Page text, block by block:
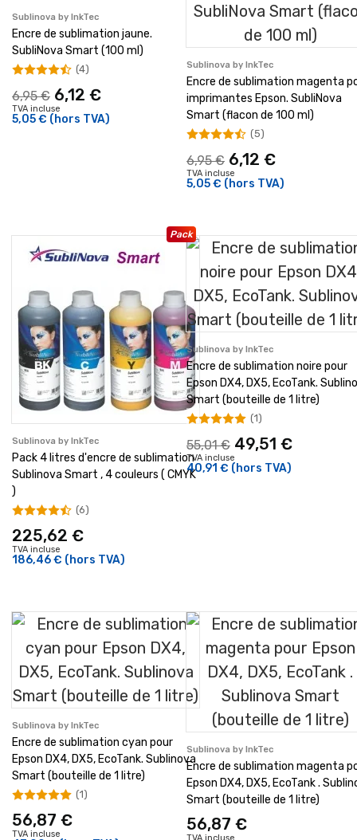
Sublinova by InkTec
Encre de sublimation jaune.
SubliNova Smart (100 ml)
6,95 € 6,12 €
TVA incluse
5,05 € (hors TVA)
(4) Sublinova by InkTec
Encre de sublimation magenta
imprimantes Epson. SubliNova
Smart (flacon de 100 ml)
6,95 € 6,12 €
TVA incluse
5,05 € (hors TVA)
(5)
Pack
Sublinova by InkTec
Pack 4 litres d'encre de sublimation
Sublinova Smart , 4 couleurs ( CMYK
)
225,62 €
TVA incluse
186,46 € (hors TVA)
(6)
Sublinova by InkTec
Encre de sublimation noire pour
Epson DX4, DX5, EcoTank.
Smart (bouteille de 1 litre)
55,01 € 49,51 €
TVA incluse
40,91 € (hors TVA)
(1)
Sublinova by InkTec
Encre de sublimation cyan pour
Epson DX4, DX5, EcoTank. Sublinova
Smart (bouteille de 1 litre)
56,87 €
TVA incluse
(1)
Sublinova by InkTec
Encre de sublimation magenta
Epson DX4, DX5, EcoTank .
Smart (bouteille de 1 litre)
56,87 €